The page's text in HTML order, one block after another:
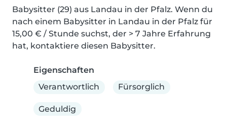
Babysitter (29) aus Landau in der Pfalz. Wenn du
nach einem Babysitter in Landau in der Pfalz für
15,00 € / Stunde suchst, der > 7 Jahre Erfahrung
hat, kontaktiere diesen Babysitter.
Eigenschaften
Verantwortlich
Fürsorglich
Geduldig